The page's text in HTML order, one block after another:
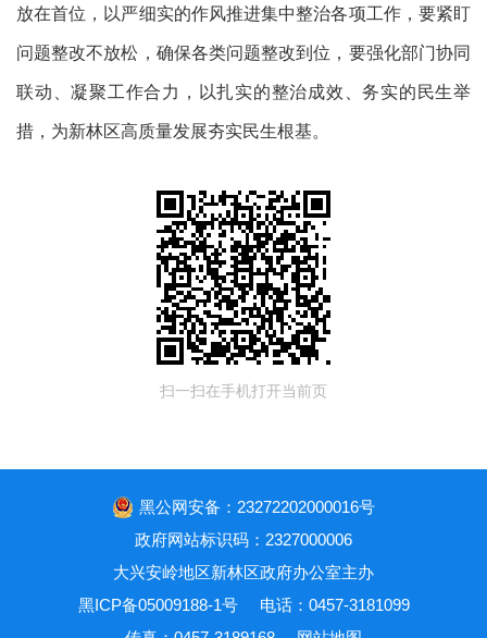
放在首位，以严细实的作风推进集中整治各项工作，要紧盯
问题整改不放松，确保各类问题整改到位，要强化部门协同
联动、凝聚工作合力，以扎实的整治成效、务实的民生举
措，为新林区高质量发展夯实民生根基。
扫一扫在手机打开当前页
黑公网安备：23272202000016号
政府网站标识码：2327000006
大兴安岭地区新林区政府办公室主办
黑ICP备05009188-1号
电话：0457-3181099